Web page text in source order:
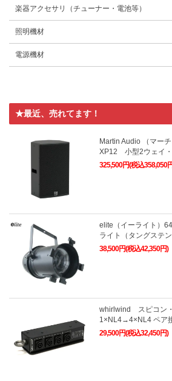
楽器アクセサリ（チューナー・電池等）
照明機材
電源機材
★最近、売れてます！
Martin Audio （マー
XP12 小型2ウェイ
325,500円(税込358,050
elite（イーライト）
ライト（タングステン
38,500円(税込42,350円)
whirlwind スピコン
1×NL4→4×NL4 ペア
29,500円(税込32,450円)